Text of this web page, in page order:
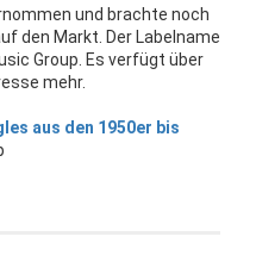
und brachte noch
den Markt. Der Labelname
Group. Es verfügt über
mehr.
aus den 1950er bis